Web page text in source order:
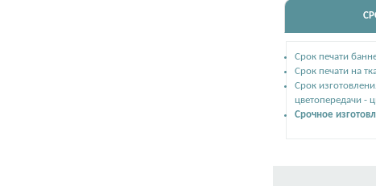
Срок печати
Срок печати на
Срок
цветопередачи -
Срочное